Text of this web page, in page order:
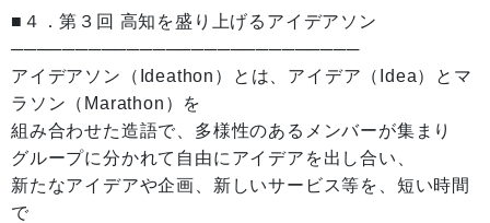
■４．第３回 高知を盛り上げるアイデアソン
───────────────────────────
アイデアソン（Ideathon）とは、アイデア（Idea）とマ
ラソン（Marathon）を
組み合わせた造語で、多様性のあるメンバーが集まり
グループに分かれて自由にアイデアを出し合い、
新たなアイデアや企画、新しいサービス等を、短い時間
で